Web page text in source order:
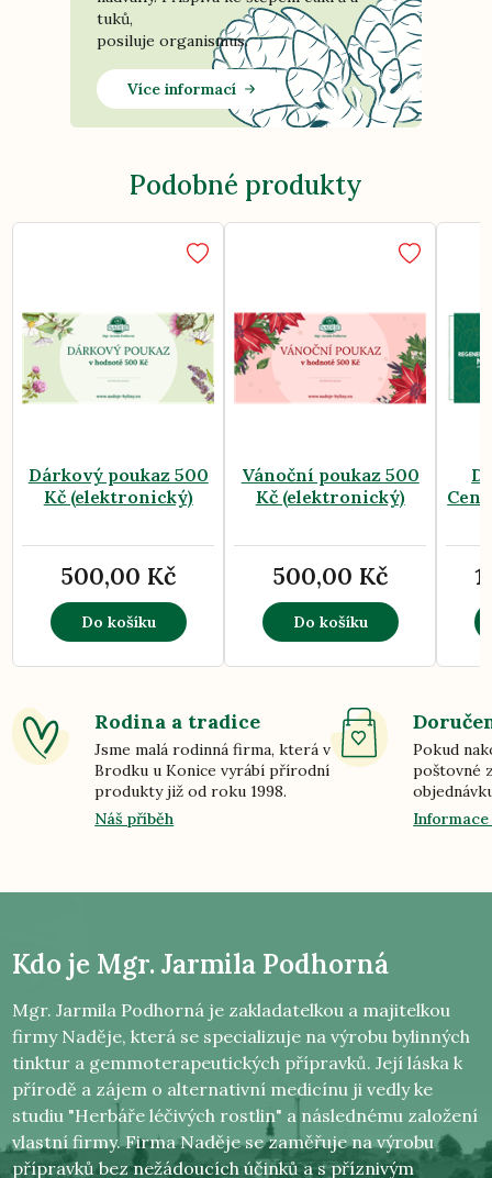
tuků,
posiluje organismus.
Více informací
Podobné produkty
Dárkový poukaz 500
Kč (elektronický)
500,00 Kč
Do košíku
Vánoční poukaz 500
Kč (elektronický)
500,00 Kč
Do košíku
Rodina a tradice
Jsme malá rodinná firma, která v
Brodku u Konice vyrábí přírodní
produkty již od roku 1998.
Náš příběh
Pokud
poštovné
Kdo je Mgr. Jarmila Podhorná
Mgr. Jarmila Podhorná je zakladatelkou a majitelkou
firmy Naděje, která se specializuje na výrobu bylinných
tinktur a gemmoterapeutických přípravků. Její láska k
přírodě a zájem o alternativní medicínu ji vedly ke
studiu "Herbáře léčivých rostlin" a následnému založení
vlastní firmy. Firma Naděje se zaměřuje na výrobu
přípravků bez nežádoucích účinků a s příznivým